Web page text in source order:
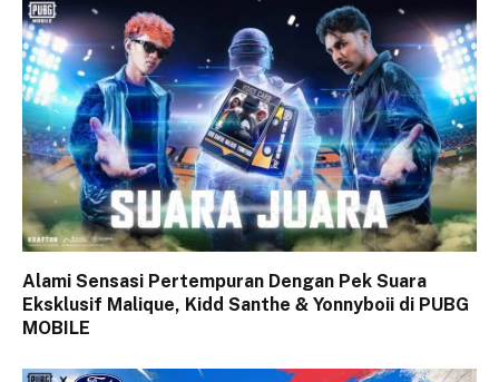
Alami Sensasi Pertempuran Dengan Pek Suara
Eksklusif Malique, Kidd Santhe & Yonnyboii di PUBG
MOBILE